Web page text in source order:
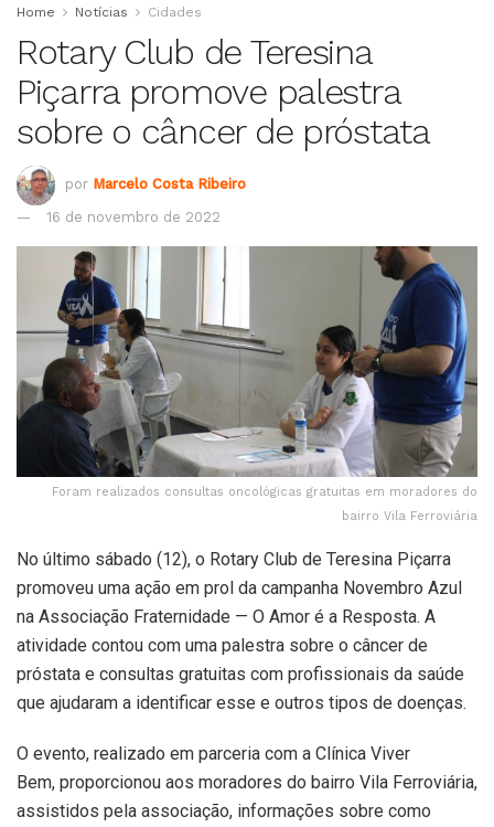
Home Notícias Cidades
Rotary Club de Teresina
Piçarra promove palestra
sobre o câncer de próstata
por Marcelo Costa Ribeiro
16 de novembro de 2022
Foram realizados consultas oncológicas gratuitas em moradores do
bairro Vila Ferroviária
No último sábado (12), o Rotary Club de Teresina Piçarra
promoveu uma ação em prol da campanha Novembro Azul
na Associação Fraternidade — O Amor é a Resposta. A
atividade contou com uma palestra sobre o câncer de
próstata e consultas gratuitas com profissionais da saúde
que ajudaram a identificar esse e outros tipos de doenças.
O evento, realizado em parceria com a Clínica Viver
Bem, proporcionou aos moradores do bairro Vila Ferroviária,
assistidos pela associação, informações sobre como